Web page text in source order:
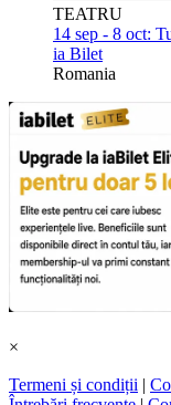
TEATRU
14 sep - 8 oct:
ia Bilet
Romania
×
Termeni și condiții |